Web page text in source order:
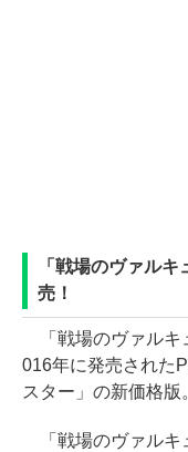
「戦場のヴァル
売！
「戦場のヴァルキ
016年に発売された
スター」の新価格版
「戦場のヴァルキ